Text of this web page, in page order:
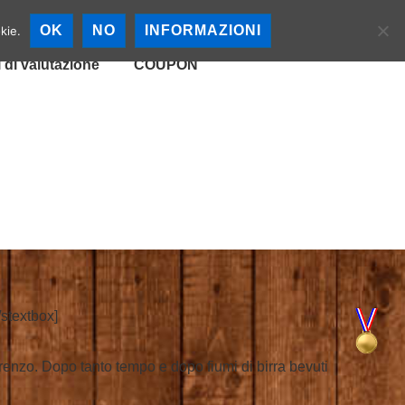
Mappa Birrerie
di valutazione COUPON
Dopo tanto tempo e dopo fiumi di birra bevuti
OK NO INFORMAZIONI